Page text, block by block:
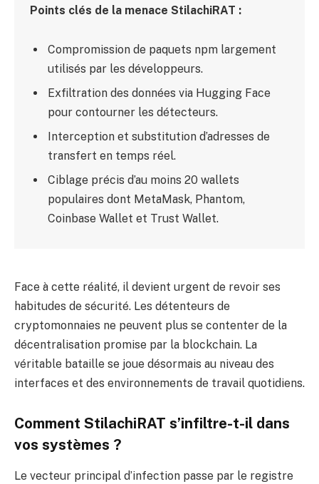
Points clés de la menace StilachiRAT :
Compromission de paquets npm largement
utilisés par les développeurs.
Exfiltration des données via Hugging Face
pour contourner les détecteurs.
Interception et substitution d’adresses de
transfert en temps réel.
Ciblage précis d’au moins 20 wallets
populaires dont MetaMask, Phantom,
Coinbase Wallet et Trust Wallet.
Face à cette réalité, il devient urgent de revoir ses
habitudes de sécurité. Les détenteurs de
cryptomonnaies ne peuvent plus se contenter de la
décentralisation promise par la blockchain. La
véritable bataille se joue désormais au niveau des
interfaces et des environnements de travail quotidiens.
Comment StilachiRAT s’infiltre-t-il dans
vos systèmes ?
Le vecteur principal d’infection passe par le registre